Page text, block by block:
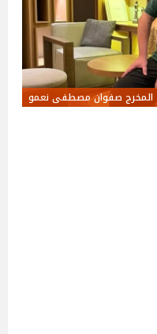
المخرج صفوان مصطفى نعمو